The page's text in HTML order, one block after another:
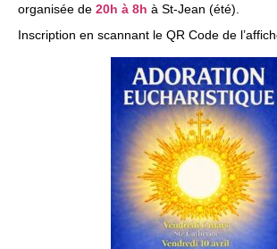
organisée de 20h à 8h à St-Jean (été).
Inscription en scannant le QR Code de